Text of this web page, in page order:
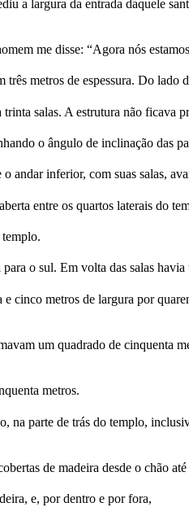
a largura da entrada daquele
me disse: “Agora nós
metros de espessura. Do lado
salas. A estrutura não ficava
o ângulo de inclinação das
inferior, com suas salas,
entre os quartos laterais do
templo.
o sul. Em volta das salas
cinco metros de largura por
um quadrado de
metros.
parte de trás do templo,
de madeira desde o chão
e, por dentro e por fora,